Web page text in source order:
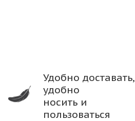
Удобно доставать,
удобно
носить и
пользоваться